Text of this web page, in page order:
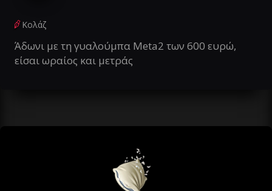
Κολάζ
Άδωνι με τη γυαλούμπα Meta2 των 600 ευρώ,
είσαι ωραίος και μετράς